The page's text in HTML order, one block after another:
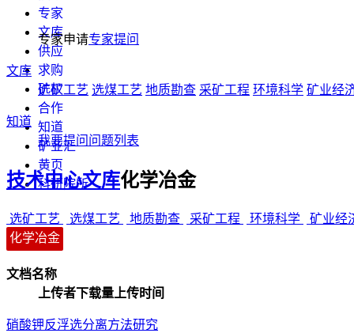
专家
文库
供应
求购
矿权
合作
知道
矿业汇
黄页
科研院所
专家申请专家提问
文库
选矿工艺 选煤工艺 地质勘查 采矿工程 环境科学 矿业经
知道
我要提问 问题列表
技术中心文库化学冶金
选矿工艺 选煤工艺 地质勘查 采矿工程 环境科学
矿业经
化学冶金
文档名称
上传者下载量 上传时间
硝酸钾反浮选分离方法研究